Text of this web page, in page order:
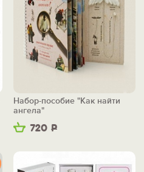
720 Р
Набор-пособие "Как найти
ангела"